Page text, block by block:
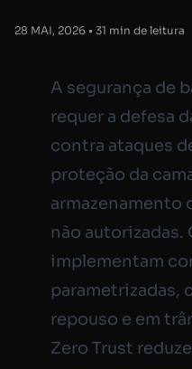
28 MAI, 2026 • 31 min de leitura
A segurança de
requer a defesa
contra ataques
proteção da
armazenamento
não autorizadas.
implementam
parametrizadas,
repouso e em
Zero Trust